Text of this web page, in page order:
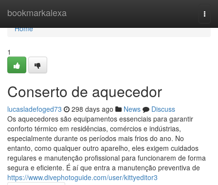
bookmarkalexa
Home
Home
1
Conserto de aquecedor
lucasladefoged73 298 days ago News
Discuss
Os aquecedores são equipamentos essenciais para garantir
conforto térmico em residências, comércios e indústrias,
especialmente durante os períodos mais frios do ano. No
entanto, como qualquer outro aparelho, eles exigem cuidados
regulares e manutenção profissional para funcionarem de forma
segura e eficiente. É aí que entra a manutenção preventiva de
https://www.divephotoguide.com/user/kittyeditor3